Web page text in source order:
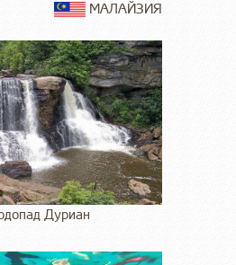
МАЛАЙЗИЯ
Дуриан